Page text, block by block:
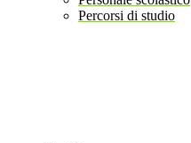
Percorsi di studio